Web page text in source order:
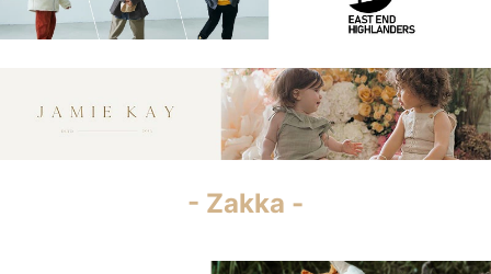
- Zakka -